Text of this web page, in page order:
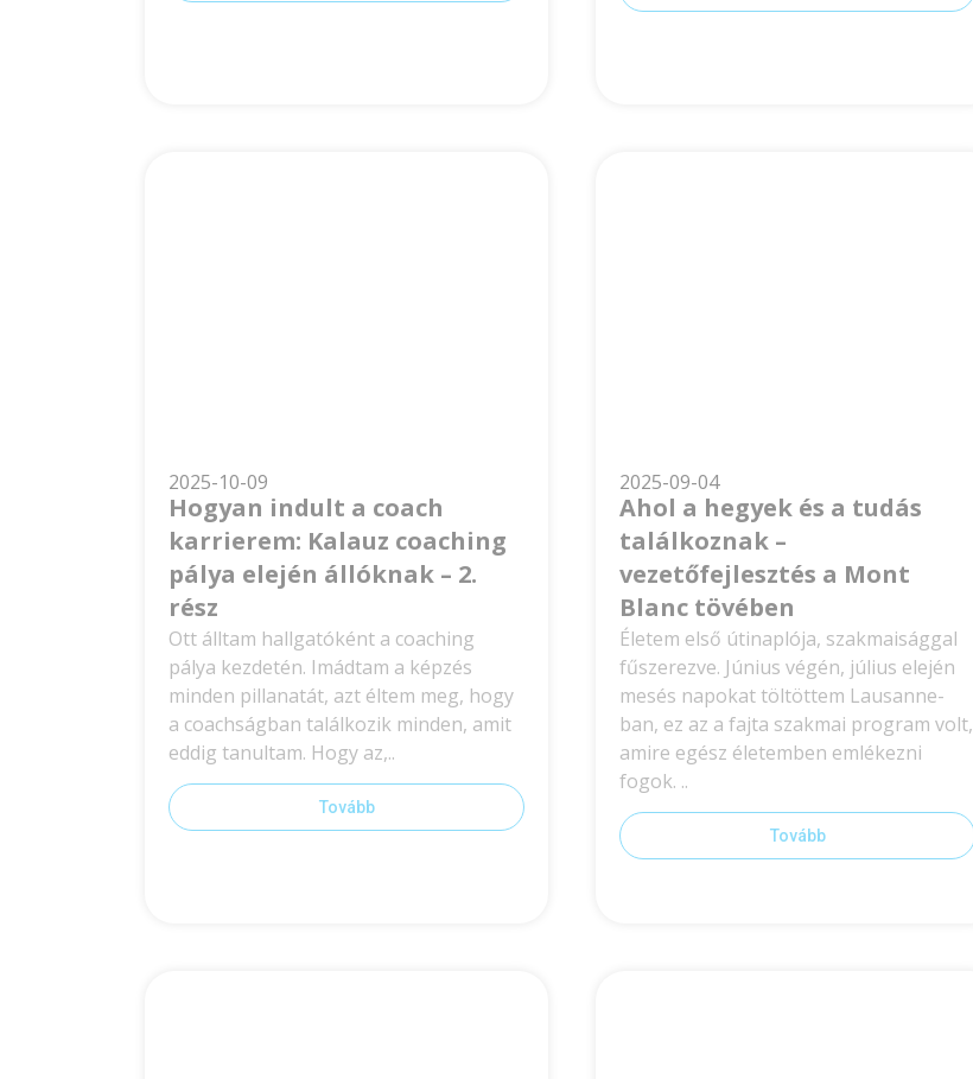
2025-10-09
Hogyan indult a coach
karrierem: Kalauz coaching
pálya elején állóknak – 2.
rész
Ott álltam hallgatóként a coaching
pálya kezdetén. Imádtam a képzés
minden pillanatát, azt éltem meg, hogy
a coachságban találkozik minden, amit
eddig tanultam. Hogy az,..
Tovább
2025-09-04
Ahol a hegyek és a tudás
találkoznak –
vezetőfejlesztés a Mont
Blanc tövében
Életem első útinaplója, szakmaisággal
fűszerezve. Június végén, július elején
mesés napokat töltöttem Lausanne-
ban, ez az a fajta szakmai program volt,
amire egész életemben emlékezni
fogok. ..
Tovább